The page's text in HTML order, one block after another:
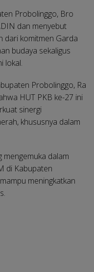
Probolinggo, Bro
dan menyebut
dari komitmen Garda
budaya sekaligus
lokal.
Probolinggo, Ra
HUT PKB ke-27 ini
sinergi
khususnya dalam
mengemuka dalam
di Kabupaten
meningkatkan